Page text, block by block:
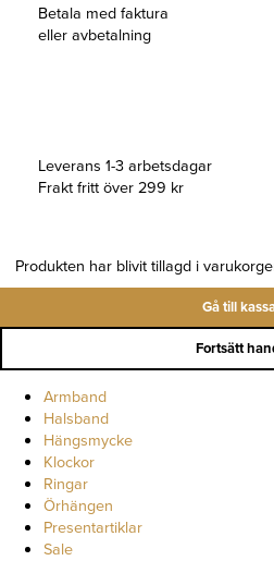
Betala med faktura
eller avbetalning
Leverans 1-3 arbetsdagar
Frakt fritt över 299 kr
Produkten har blivit tillagd i
Gå till
Fortsätt
Armband
Halsband
Hängsmycke
Klockor
Ringar
Örhängen
Presentartiklar
Sale